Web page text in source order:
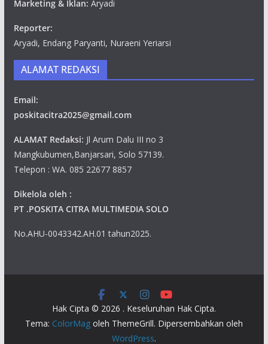
Marketing & Iklan: Aryadi
Reporter:
Aryadi, Endang Paryanti, Nuraeni Yeriarsi
ALAMAT REDAKSI
Email:
poskitacitra2025@gmail.com
ALAMAT Redaksi: Jl Arum Dalu III no 3
Mangkubumen,Banjarsari, Solo 57139.
Telepon : WA. 085 22677 8857
Dikelola oleh :
PT .POSKITA CITRA MULTIMEDIA SOLO
No.AHU-0043342.AH.01 tahun2025.
Hak Cipta © 2026 . Keseluruhan Hak Cipta.
Tema: ColorMagoleh ThemeGrill. Dipersembahkan oleh
WordPress.